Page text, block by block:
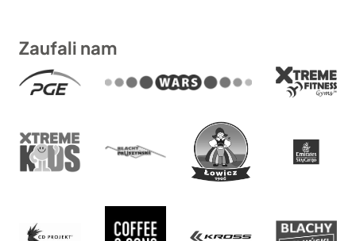
Zaufali nam